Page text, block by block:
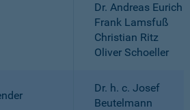
Dr. Andreas Eurich
Frank Lamsfuß
Christian Ritz
Oliver Schoeller
Dr. h. c. Josef
Beutelmann